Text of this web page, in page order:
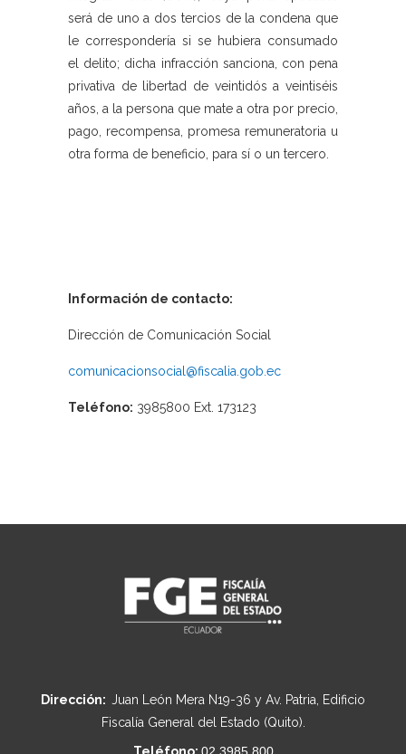
será de uno a dos tercios de la condena que
le correspondería si se hubiera consumado
el delito; dicha infracción sanciona, con pena
privativa de libertad de veintidós a veintiséis
años, a la persona que mate a otra por precio,
pago, recompensa, promesa remuneratoria u
otra forma de beneficio, para sí o un tercero.
Información de contacto:
Dirección de Comunicación Social
comunicacionsocial@fiscalia.gob.ec
Teléfono: 3985800 Ext. 173123
Dirección: Juan León Mera N19-36 y Av. Patria, Edificio
Fiscalía General del Estado (Quito).
Teléfono: 02 3985 800